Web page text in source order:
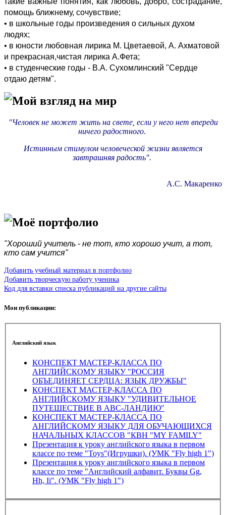
помощь ближнему, сочувствие;
• в школьные годы произведения о сильных духом
людях;
• в юности любовная лирика М. Цветаевой, А. Ахматовой
и прекрасная,чистая лирика А.Фета;
• в студенческие годы - В.А. Сухомлинский "Сердце
отдаю детям".
Мой взгляд на мир
"Человек не может жить на свете, если у него нет впереди
ничего радостного.
Истинным стимулом человеческой жизни является
завтрашняя радость".
А.С. Макаренко
Моё портфолио
"Хороший учитель - не тот, кто хорошо учит, а тот,
кто сам учится"
Добавить учебный материал в портфолио
Добавить творческую работу ученика
Код для вставки списка публикаций на другие сайты
Мои публикации:
Английский язык
КОНСПЕКТ МАСТЕР-КЛАССА ПО
АНГЛИЙСКОМУ ЯЗЫКУ "РОССИЯ
ОБЪЕДИНЯЕТ СЕРДЦА: ЯЗЫК ДРУЖБЫ"
КОНСПЕКТ МАСТЕР-КЛАССА ПО
АНГЛИЙСКОМУ ЯЗЫКУ "УДИВИТЕЛЬНОЕ
ПУТЕШЕСТВИЕ В ABC-ЛАНДИЮ"
КОНСПЕКТ МАСТЕР-КЛАССА ПО
АНГЛИЙСКОМУ ЯЗЫКУ ДЛЯ ОБУЧАЮЩИХСЯ
НАЧАЛЬНЫХ КЛАССОВ "КВН "MY FAMILY"
Презентация к уроку английского языка в первом
классе по теме "Toys"(Игрушки). (УМК "Fly high 1")
Презентация к уроку английского языка в первом
классе по теме "Английский алфавит. Буквы Gg,
Hh, Ii". (УМК "Fly high 1")